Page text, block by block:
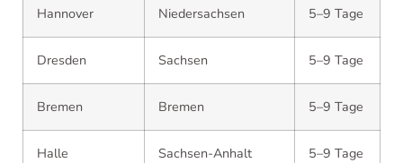
Hannover Niedersachsen 5–9 Tage
Dresden Sachsen 5–9 Tage
Bremen Bremen 5–9 Tage
Halle Sachsen-Anhalt 5–9 Tage